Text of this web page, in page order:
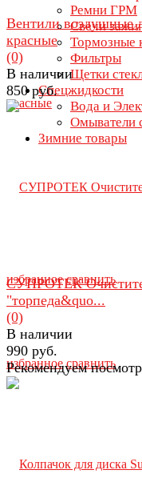
Ремни ГРМ
Свечи
Тормозные
Фильтры
Щетки
Спецжидкости
Вода и
Омыватели
Зимние товары
избранное сравнить
Вентили воздушные
красные
(0)
В наличии
850 руб.
избранное сравнить
СУПРОТЕК
"торпеда&quo...
(0)
В наличии
990 руб.
Рекомендуем